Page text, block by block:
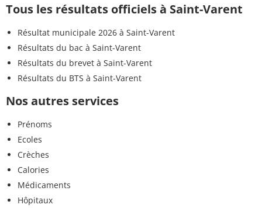
Tous les résultats officiels à Saint-Varent
Résultat municipale 2026 à Saint-Varent
Résultats du bac à Saint-Varent
Résultats du brevet à Saint-Varent
Résultats du BTS à Saint-Varent
Nos autres services
Prénoms
Ecoles
Crèches
Calories
Médicaments
Hôpitaux